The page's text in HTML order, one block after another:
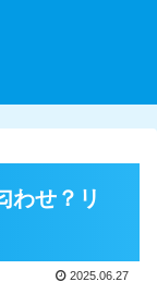
わせ？リ
2025.06.27